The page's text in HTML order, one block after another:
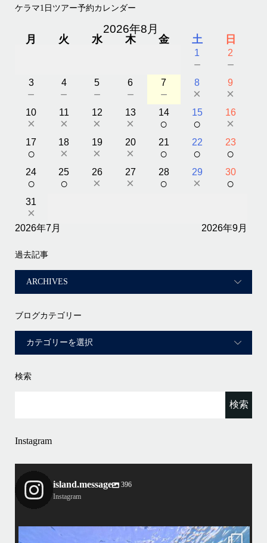
ケラマ1日ツアー予約カレンダー
2026年8月
月 火 水 木 金 土 日
1
－
2
－
3
－
4
－
5
－
6
－
7
－
8
×
9
×
10
×
11
×
12
×
13
×
14
○
15
○
16
×
17
○
18
×
19
×
20
×
21
○
22
○
23
○
24
○
25
○
26
×
27
×
28
○
29
×
30
○
31
×
2026年7月 2026年9月
過去記事
ブログカテゴリー
検索
Instagram
island.message
396
Instagram
island.message